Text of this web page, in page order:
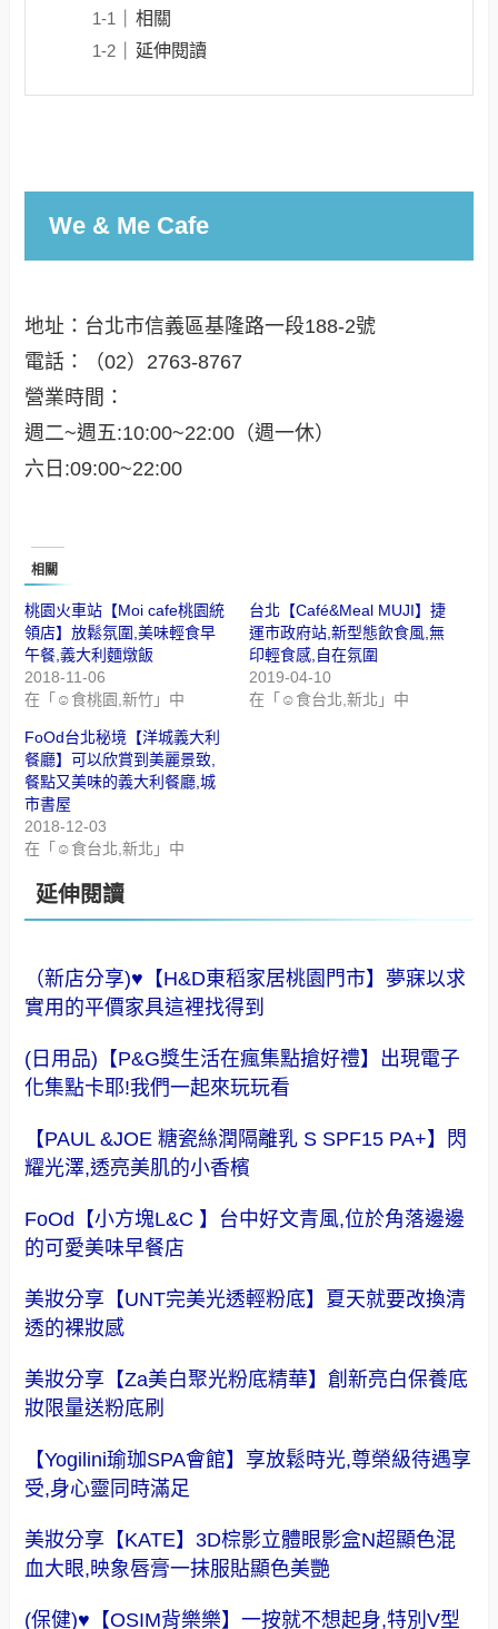
相關
延伸閱讀
We & Me Cafe
地址：台北市信義區基隆路一段188-2號
電話：（02）2763-8767
營業時間：
週二~週五:10:00~22:00（週一休）
六日:09:00~22:00
相關
桃園火車站【Moi cafe桃園統
領店】放鬆氛圍,美味輕食早
午餐,義大利麵燉飯
2018-11-06
在「☺食桃園,新竹」中
台北【Café&Meal MUJI】捷
運市政府站,新型態飲食風,無
印輕食感,自在氛圍
2019-04-10
在「☺食台北,新北」中
FoOd台北秘境【洋城義大利
餐廳】可以欣賞到美麗景致,
餐點又美味的義大利餐廳,城
市書屋
2018-12-03
在「☺食台北,新北」中
延伸閱讀
（新店分享)♥【H&D東稻家居桃園門市】夢寐以求
實用的平價家具這裡找得到
(日用品)【P&G獎生活在瘋集點搶好禮】出現電子
化集點卡耶!我們一起來玩玩看
【PAUL &JOE 糖瓷絲潤隔離乳 S SPF15 PA+】閃
耀光澤,透亮美肌的小香檳
FoOd【小方塊L&C 】台中好文青風,位於角落邊邊
的可愛美味早餐店
美妝分享【UNT完美光透輕粉底】夏天就要改換清
透的裸妝感
美妝分享【Za美白聚光粉底精華】創新亮白保養底
妝限量送粉底刷
【Yogilini瑜珈SPA會館】享放鬆時光,尊榮級待遇享
受,身心靈同時滿足
美妝分享【KATE】3D棕影立體眼影盒N超顯色混
血大眼,映象唇膏一抹服貼顯色美艷
(保健)♥【OSIM背樂樂】一按就不想起身,特別V型